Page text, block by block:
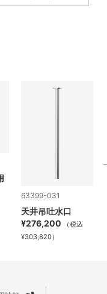
63399-031
天井吊吐水口
¥276,200
（税込
¥303,820）